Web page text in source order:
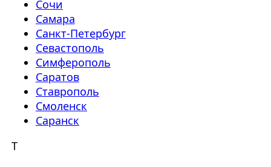
Сочи
Самара
Санкт-Петербург
Севастополь
Симферополь
Саратов
Ставрополь
Смоленск
Саранск
Т